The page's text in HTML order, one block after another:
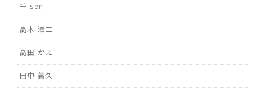
千 sen
高木 浩二
高田 かえ
田中 義久